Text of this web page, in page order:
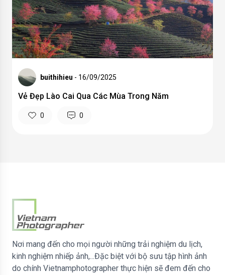
buithihieu - 16/09/2025
Vẻ Đẹp Lào Cai Qua Các Mùa Trong Năm
0 0
Nơi mang đến cho mọi người những trải nghiệm du lịch,
kinh nghiệm nhiếp ảnh,...Đặc biệt với bộ sưu tập hình ảnh
do chính Vietnamphotographer thực hiện sẽ đem đến cho